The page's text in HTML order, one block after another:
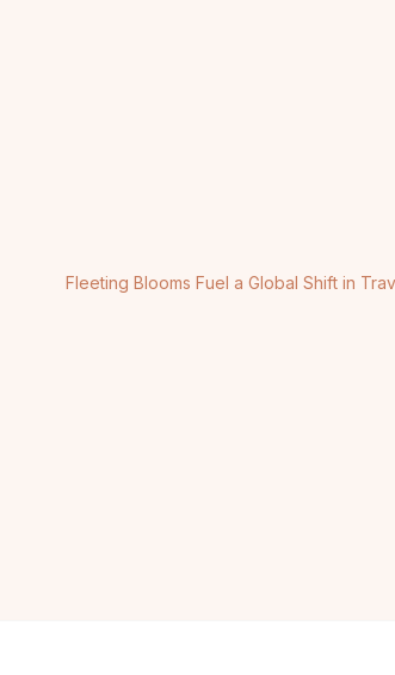
Fleeting Blooms Fuel a Global Shift in